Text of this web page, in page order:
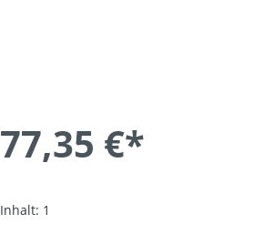
77,35 €*
Inhalt: 1